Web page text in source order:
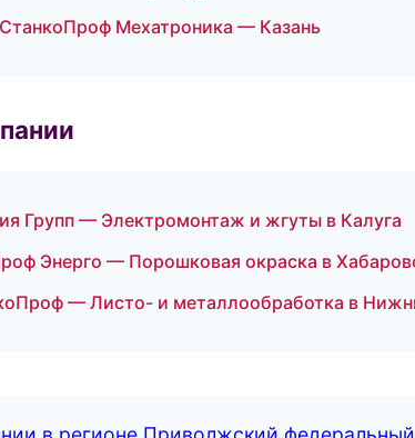
Мехатроника — Казань
Групп — Электромонтаж и жгуты в Калуга
Энерго — Порошковая окраска в
— Листо- и металлообработка в